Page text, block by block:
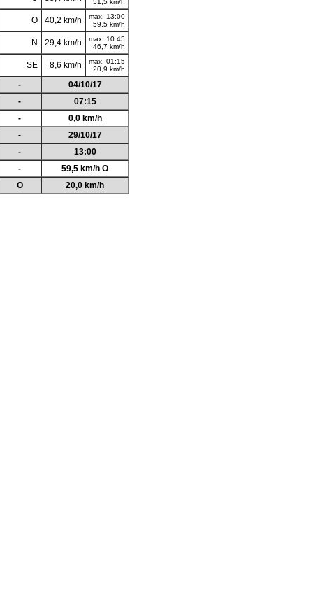
51,5 km/h
O 40,2 km/h
max. 13:00
59,5 km/h
N 29,4 km/h
max. 10:45
46,7 km/h
SE 8,6 km/h
max. 01:15
20,9 km/h
-
04/10/17
-
07:15
-
0,0 km/h
-
29/10/17
-
13:00
-
59,5 km/h O
O 20,0 km/h